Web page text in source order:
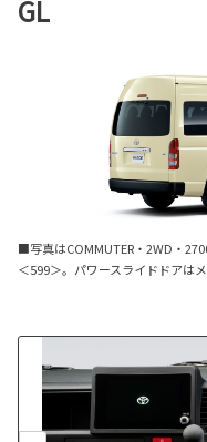
GL
■写真はCOMMUTER・2WD・
＜599＞。パワースライドドアは